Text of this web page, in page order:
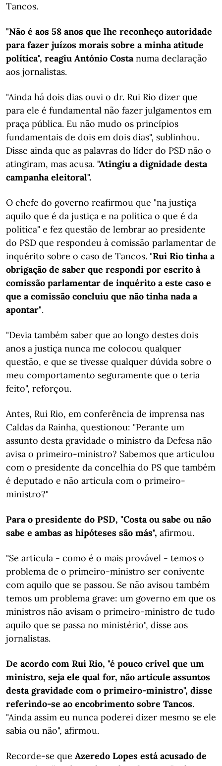
Tancos.
"Não é aos 58 anos que lhe reconheço autoridade
para fazer juízos morais sobre a minha atitude
política", reagiu António Costanuma declaração
aos jornalistas.
"Ainda há dois dias ouvi o dr. Rui Rio dizer que
para ele é fundamental não fazer julgamentos em
praça pública. Eu não mudo os princípios
fundamentais de dois em dois dias", sublinhou.
Disse ainda que as palavras do líder do PSD não o
atingiram, mas acusa. "Atingiu a dignidade desta
campanha eleitoral".
O chefe do governo reafirmou que "na justiça
aquilo que é da justiça e na política o que é da
política" e fez questão de lembrar ao presidente
do PSD que respondeu à comissão parlamentar de
inquérito sobre o caso de Tancos. "Rui Rio tinha a
obrigação de saber que respondi por escrito à
comissão parlamentar de inquérito a este caso e
que a comissão concluiu que não tinha nada a
apontar".
"Devia também saber que ao longo destes dois
anos a justiça nunca me colocou qualquer
questão, e que se tivesse qualquer dúvida sobre o
meu comportamento seguramente que o teria
feito", reforçou.
Antes, Rui Rio, em conferência de imprensa nas
Caldas da Rainha, questionou: "Perante um
assunto desta gravidade o ministro da Defesa não
avisa o primeiro-ministro? Sabemos que articulou
com o presidente da concelhia do PS que também
é deputado e não articula com o primeiro-
ministro?"
Para o presidente do PSD, "Costa ou sabe ou não
sabe e ambas as hipóteses são más", afirmou.
"Se articula - como é o mais provável - temos o
problema de o primeiro-ministro ser conivente
com aquilo que se passou. Se não avisou também
temos um problema grave: um governo em que os
ministros não avisam o primeiro-ministro de tudo
aquilo que se passa no ministério", disse aos
jornalistas.
De acordo com Rui Rio, "é pouco crível que um
ministro, seja ele qual for, não articule assuntos
desta gravidade com o primeiro-ministro", disse
referindo-se ao encobrimento sobre Tancos.
"Ainda assim eu nunca poderei dizer mesmo se ele
sabia ou não", afirmou.
Recorde-se que Azeredo Lopes está acusado de